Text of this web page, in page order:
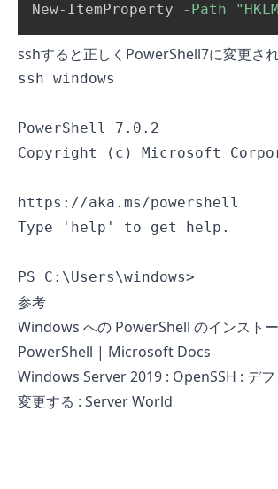
New-ItemProperty
-Path
sshすると正しくPowerShell7に変更され
ssh windows
PowerShell 7.0.2
Copyright (c) Microsoft
https://aka.ms/powershell
Type 'help' to get help.
PS C:\Users\windows>
参考
Windows への PowerShell のインスト
PowerShell | Microsoft Docs
Windows Server 2019 : OpenSSH : デ
変更する : Server World